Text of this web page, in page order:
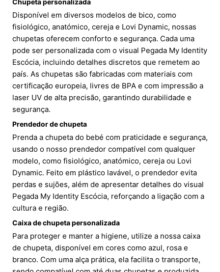
Chupeta personalizada
Disponível em diversos modelos de bico, como
fisiológico, anatómico, cereja e Lovi Dynamic, nossas
chupetas oferecem conforto e segurança. Cada uma
pode ser personalizada com o visual Pegada My Identity
Escócia, incluindo detalhes discretos que remetem ao
país. As chupetas são fabricadas com materiais com
certificação europeia, livres de BPA e com impressão a
laser UV de alta precisão, garantindo durabilidade e
segurança.
Prendedor de chupeta
Prenda a chupeta do bebé com praticidade e segurança,
usando o nosso prendedor compatível com qualquer
modelo, como fisiológico, anatómico, cereja ou Lovi
Dynamic. Feito em plástico lavável, o prendedor evita
perdas e sujões, além de apresentar detalhes do visual
Pegada My Identity Escócia, reforçando a ligação com a
cultura e região.
Caixa de chupeta personalizada
Para proteger e manter a higiene, utilize a nossa caixa
de chupeta, disponível em cores como azul, rosa e
branco. Com uma alça prática, ela facilita o transporte,